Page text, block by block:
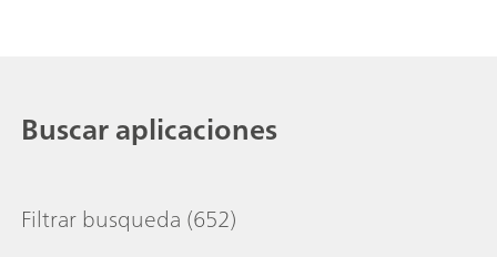
Buscar aplicaciones
Filtrar busqueda (652)